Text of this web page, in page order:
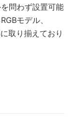
問わず設置可能
モデル、
取り揃えており